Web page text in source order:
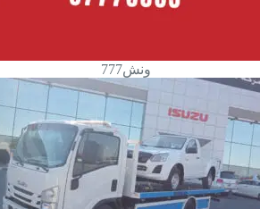
ونش777